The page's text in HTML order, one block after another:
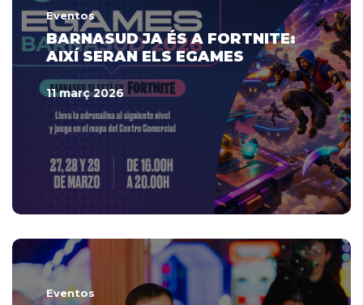
Eventos
BARNASUD JA ÉS A FORTNITE:
AIXÍ SERAN ELS EGAMES
11 març 2026
Eventos